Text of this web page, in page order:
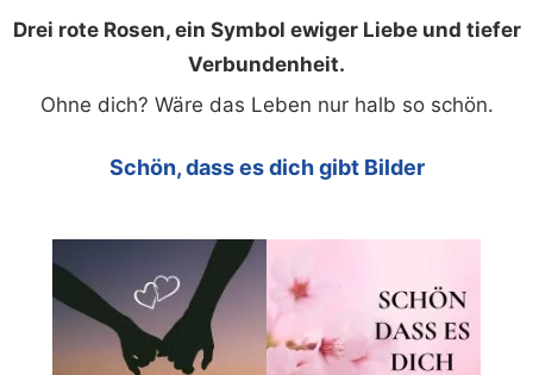
Drei rote Rosen, ein Symbol ewiger Liebe und tiefer
Verbundenheit.
Ohne dich? Wäre das Leben nur halb so schön.
Schön, dass es dich gibt Bilder